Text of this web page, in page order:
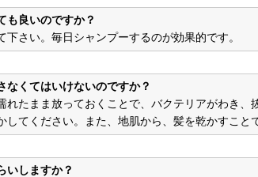
も良いのですか？
下さい。毎日シャンプーするのが効果的です。
なくてはいけないのですか？
れたまま放っておくことで、バクテリアがわき、
してください。また、地肌から、髪を乾かすこと
いしますか？